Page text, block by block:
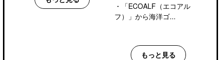
・
「ECOALF（エコアル
フ）」から海洋ゴ...
もっと見る